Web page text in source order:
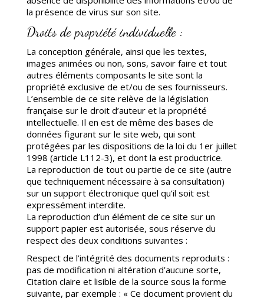
la présence de virus sur son site.
Droits de propriété individuelle :
La conception générale, ainsi que les textes,
images animées ou non, sons, savoir faire et tout
autres éléments composants le site sont la
propriété exclusive de et/ou de ses fournisseurs.
L’ensemble de ce site relève de la législation
française sur le droit d’auteur et la propriété
intellectuelle. Il en est de même des bases de
données figurant sur le site web, qui sont
protégées par les dispositions de la loi du 1er juillet
1998 (article L112-3), et dont la est productrice.
La reproduction de tout ou partie de ce site (autre
que techniquement nécessaire à sa consultation)
sur un support électronique quel qu’il soit est
expressément interdite.
La reproduction d’un élément de ce site sur un
support papier est autorisée, sous réserve du
respect des deux conditions suivantes :
Respect de l’intégrité des documents reproduits :
pas de modification ni altération d’aucune sorte,
Citation claire et lisible de la source sous la forme
suivante, par exemple : « Ce document provient du